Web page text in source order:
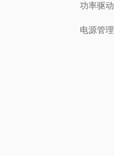
功率驱动
电源管理